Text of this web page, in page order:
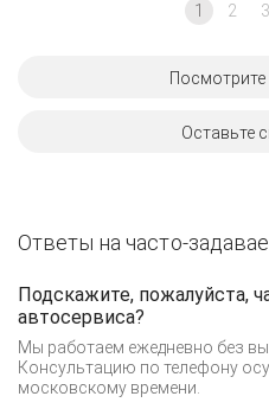
1 2 3
Оставьте
Ответы на часто-
Подскажите, пожалуйста,
автосервиса?
Мы работаем ежедневно без
Консультацию по телефону
московскому времени.